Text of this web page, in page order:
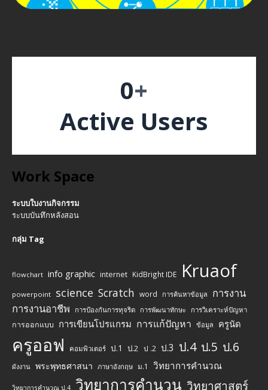
0+
Active Users
Work Space
ระบบใบงานกิจกรรม
ระบบบันทึกหลังสอน
กลุ่ม Tag
flowchart info graphic internet KidBright IDE Kruaof
powerpoint science Scratch word การค้นหาข้อมูล
การงาน
การงานอาชีพ
การป้องกันการทุจริต การพัฒนาทักษะ การวิเคราะห์ปัญหา
การออกแบบ การเขียนโปรแกรม การแก้ปัญหา ข้อมูล ครูนัด
ครูออฟ คอมพิวเตอร์ ป.1 ป.2 ป .2 ป.3 ป.4 ป.5 ป.6
ผังงาน พระพุทธศาสนา ภาษาอังกฤษ ม.1 วิทยาการคำนวณ
วิทยาการคำนวณ ป.4 วิทยาการคำนวน วิทยาศาสตร์